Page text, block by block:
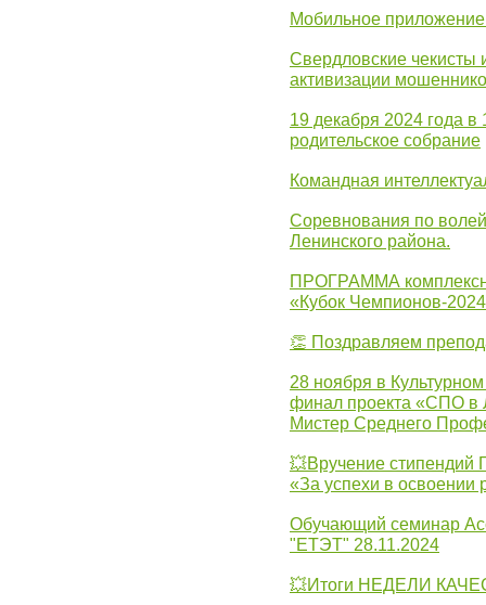
Мобильное
Свердловские
активизации
19 декабря 2024 года
родительское собрание
Командная
Соревнования по
Ленинского района.
ПРОГРАММА
«Кубок Чемпионов-
👏 Поздравляем
28 ноября в
финал проекта «СПО в
Мистер Среднего
💥Вручение стипендий
«За успехи в освоении
Обучающий семинар
"ЕТЭТ" 28.11.2024
💥Итоги НЕДЕЛИ